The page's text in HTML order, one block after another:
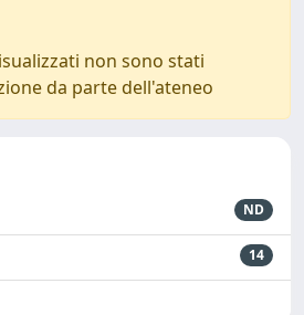
non sono stati
da parte dell'ateneo
ND
14